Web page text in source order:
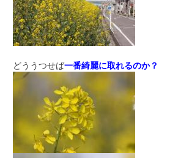
どううつせば一番綺麗に取れるのか？